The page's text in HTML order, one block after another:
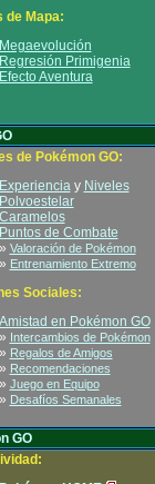
de Mapa:
Megaevolución
Regresión Primigenia
Efecto Aventura
de Pokémon GO:
Experienciay Niveles
Polvoestelar
Caramelos
Puntos de Combate
» Valoración de Pokémon
» Entrenamiento Extremo
Sociales:
Amistad en Pokémon GO
» Intercambios de Pokémon
» Regalos de Amigos
» Recomendaciones
» Juego en Equipo
» Desafíos Semanales
GO